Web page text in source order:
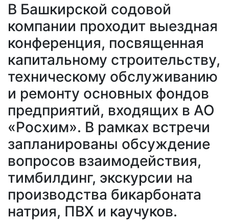
В Башкирской содовой
компании проходит выездная
конференция, посвященная
капитальному строительству,
техническому обслуживанию
и ремонту основных фондов
предприятий, входящих в АО
«Росхим». В рамках встречи
запланированы обсуждение
вопросов взаимодействия,
тимбилдинг, экскурсии на
производства бикарбоната
натрия, ПВХ и каучуков.